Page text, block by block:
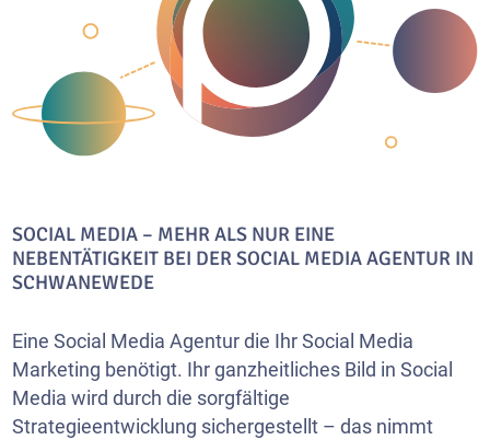
SOCIAL MEDIA – MEHR ALS NUR EINE
NEBENTÄTIGKEIT BEI DER SOCIAL MEDIA AGENTUR IN
SCHWANEWEDE
Eine Social Media Agentur die Ihr Social Media
Marketing benötigt. Ihr ganzheitliches Bild in Social
Media wird durch die sorgfältige
Strategieentwicklung sichergestellt – das nimmt